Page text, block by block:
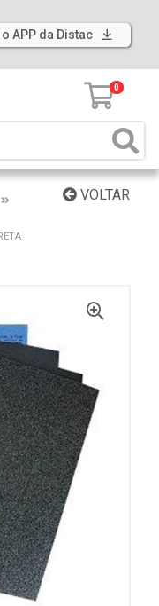
APP da Distac
0
VOLTAR